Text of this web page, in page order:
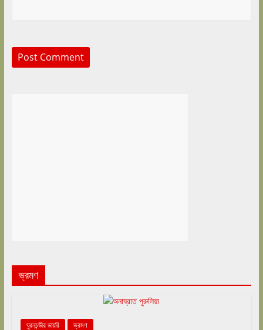
ভ্রমণ
ঘুরনচন্ডীর ডায়রি ভ্রমণ